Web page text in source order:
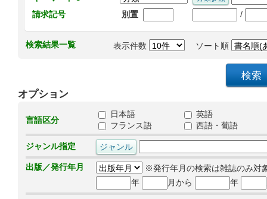
請求記号
別置 /
検索結果一覧 表示件数 ソート順
オプション
言語区分
日本語
英語
フランス語
西語・葡語
ジャンル指定
出版／発行年月
※発行年月の検索は雑誌のみ対
年
月から 年